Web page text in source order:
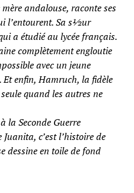
andalouse, raconte ses
l’entourent. Sa s½ur
a étudié au lycée français.
complètement engloutie
avec un jeune
enfin, Hamruch, la fidèle
quand les autres ne
la Seconde Guerre
c’est l’histoire de
dessine en toile de fond